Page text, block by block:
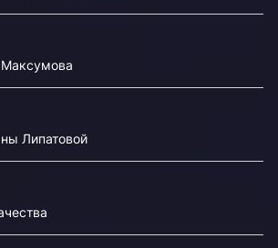
Максумова
Липатовой